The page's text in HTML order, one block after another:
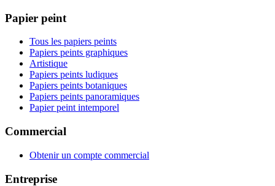
Papier peint
Tous les papiers peints
Papiers peints graphiques
Artistique
Papiers peints ludiques
Papiers peints botaniques
Papiers peints panoramiques
Papier peint intemporel
Commercial
Obtenir un compte commercial
Entreprise